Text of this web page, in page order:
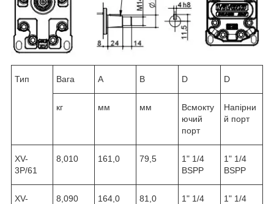
Тип Вага A B D D
кг мм мм
Всмокту
ючий
порт
Напірни
й порт
XV-
3P/61
8,010 161,0 79,5
1" 1/4
BSPP
1" 1/4
BSPP
XV-
8,090 164,0 81,0
1" 1/4
1" 1/4